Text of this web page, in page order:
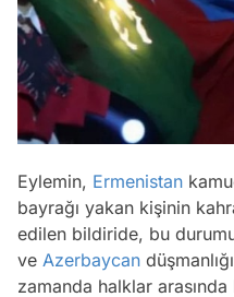
Eylemin, Ermenistan
bayrağı yakan kişinin
edilen bildiride, bu
ve Azerbaycan
zamanda halklar arasında